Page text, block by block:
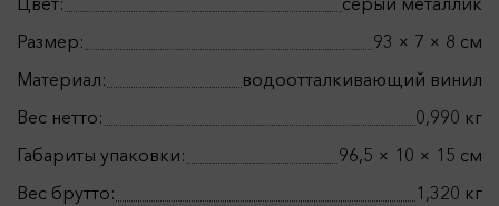
Размер:
93 × 7 × 8 см
Материал:
водоотталкивающий винил
Вес нетто:
0,990 кг
Габариты упаковки:
96,5 × 10 × 15 см
Вес брутто:
1,320 кг